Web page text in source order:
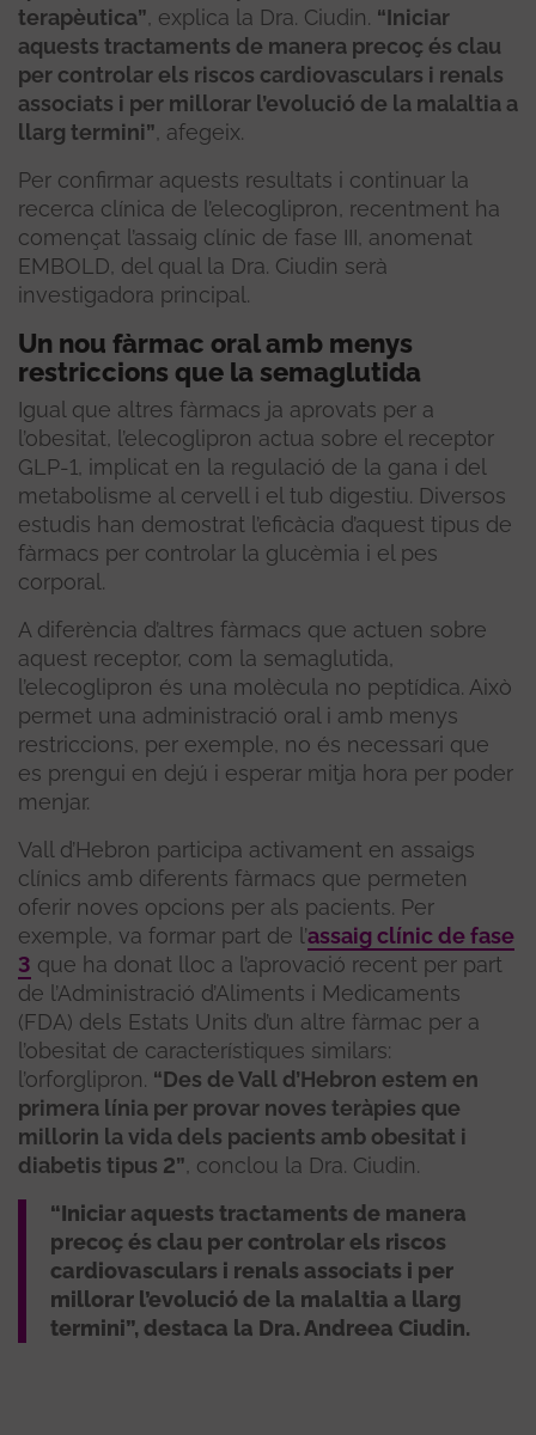
terapèutica”, explica la Dra. Ciudin. “Iniciar
aquests tractaments de manera precoç és clau
per controlar els riscos cardiovasculars i renals
associats i per millorar l’evolució de la malaltia a
llarg termini”, afegeix.
Per confirmar aquests resultats i continuar la
recerca clínica de l’elecoglipron, recentment ha
començat l’assaig clínic de fase III, anomenat
EMBOLD, del qual la Dra. Ciudin serà
investigadora principal.
Un nou fàrmac oral amb menys
restriccions que la semaglutida
Igual que altres fàrmacs ja aprovats per a
l’obesitat, l’elecoglipron actua sobre el receptor
GLP-1, implicat en la regulació de la gana i del
metabolisme al cervell i el tub digestiu. Diversos
estudis han demostrat l’eficàcia d’aquest tipus de
fàrmacs per controlar la glucèmia i el pes
corporal.
A diferència d’altres fàrmacs que actuen sobre
aquest receptor, com la semaglutida,
l’elecoglipron és una molècula no peptídica. Això
permet una administració oral i amb menys
restriccions, per exemple, no és necessari que
es prengui en dejú i esperar mitja hora per poder
menjar.
Vall d’Hebron participa activament en assaigs
clínics amb diferents fàrmacs que permeten
oferir noves opcions per als pacients. Per
exemple, va formar part de l’assaig clínic de fase
3 que ha donat lloc a l’aprovació recent per part
de l’Administració d’Aliments i Medicaments
(FDA) dels Estats Units d’un altre fàrmac per a
l’obesitat de característiques similars:
l’orforglipron. “Des de Vall d’Hebron estem en
primera línia per provar noves teràpies que
millorin la vida dels pacients amb obesitat i
diabetis tipus 2”, conclou la Dra. Ciudin.
“Iniciar aquests tractaments de manera
precoç és clau per controlar els riscos
cardiovasculars i renals associats i per
millorar l’evolució de la malaltia a llarg
termini”, destaca la Dra. Andreea Ciudin.